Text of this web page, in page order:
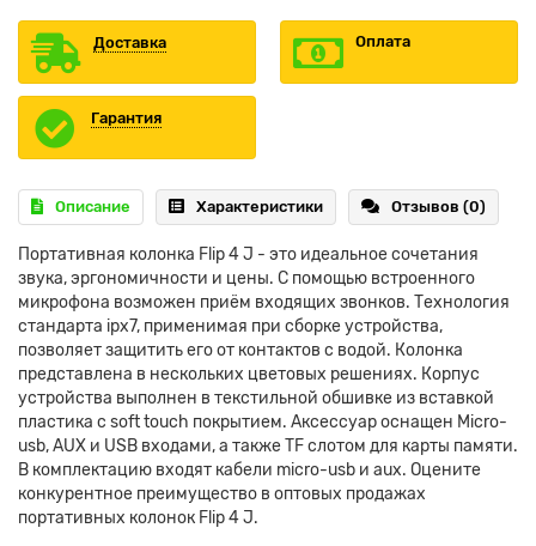
Доставка Оплата
Гарантия
Описание Характеристики Отзывов (0)
Портативная колонка Flip 4 J - это идеальное сочетания
звука, эргономичности и цены. С помощью встроенного
микрофона возможен приём входящих звонков. Технология
стандарта ipx7, применимая при сборке устройства,
позволяет защитить его от контактов с водой. Колонка
представлена в нескольких цветовых решениях. Корпус
устройства выполнен в текстильной обшивке из вставкой
пластика с soft touch покрытием. Аксессуар оснащен Micro-
usb, AUX и USB входами, а также TF слотом для карты памяти.
В комплектацию входят кабели micro-usb и aux. Оцените
конкурентное преимущество в оптовых продажах
портативных колонок Flip 4 J.